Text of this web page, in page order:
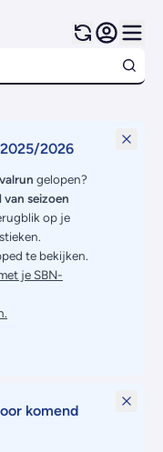
2026
gelopen?
van seizoen
op je
te bekijken.
je SBN-
komend